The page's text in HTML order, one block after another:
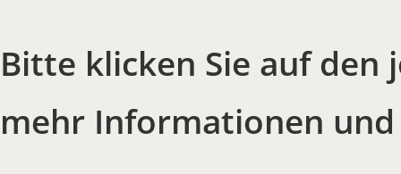
Bitte klicken Sie auf den
mehr Informationen und